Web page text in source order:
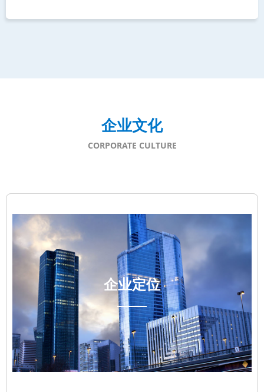
企业定位
企业文化
CORPORATE CULTURE